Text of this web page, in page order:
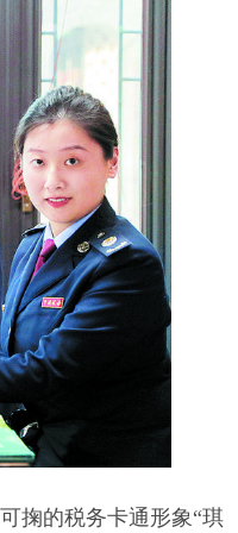
掬的税务卡通形象“琪